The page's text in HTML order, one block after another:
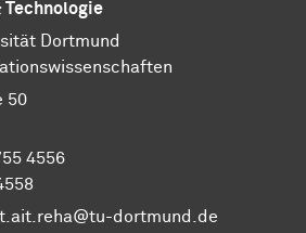
Technologie
Dortmund
50
4556
dortmund.de